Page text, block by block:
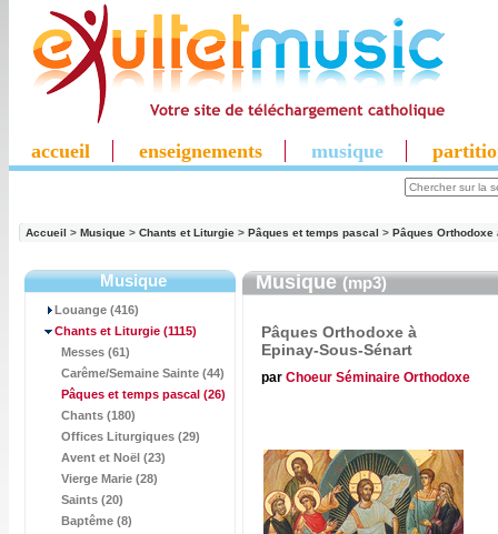
accueil enseignements musique
Accueil > Musique > Chants et Liturgie > Pâques et temps pascal > Pâques Orthodoxe
Musique
Louange (416)
Chants et Liturgie (1115)
Messes (61)
Carême/Semaine Sainte (44)
Pâques et temps pascal (26)
Chants (180)
Offices Liturgiques (29)
Avent et Noël (23)
Vierge Marie (28)
Saints (20)
Baptême (8)
Musique(mp3)
Pâques Orthodoxe à
Epinay-Sous-Sénart
par Choeur Séminaire Orthodoxe